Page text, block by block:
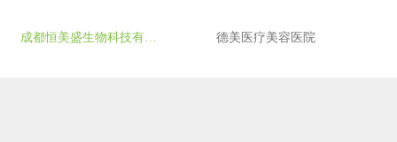
成都恒美盛生物科技有限公司 德美医疗美容医院